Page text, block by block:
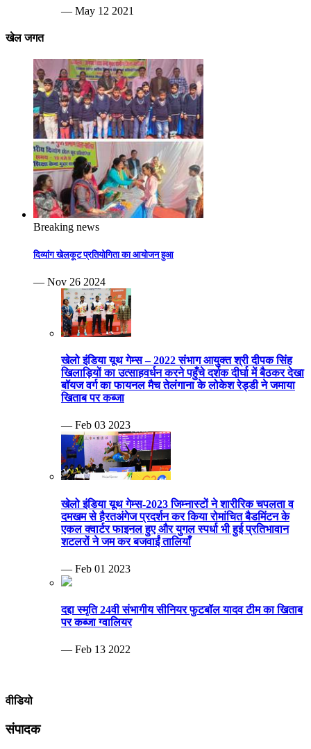
— May 12 2021
खेल जगत
Breaking news
दिव्यांग खेलकूट प्रतियोगिता का आयोजन हुआ
— Nov 26 2024
खेलो इंडिया यूथ गेम्स – 2022 संभाग आयुक्त श्री दीपक सिंह
खिलाड़ियों का उत्साहवर्धन करने पहुँचे दर्शक दीर्घा में बैठकर देखा
बॉयज वर्ग का फायनल मैच तेलंगाना के लोकेश रेड्डी ने जमाया
खिताब पर कब्जा
— Feb 03 2023
खेलो इंडिया यूथ गेम्स-2023 जिम्नास्टों ने शारीरिक चपलता व
दमखम से हैरतअंगेज प्रदर्शन कर किया रोमांचित बैडमिंटन के
एकल क्वार्टर फाइनल हुए और युगल स्पर्धा भी हुई प्रतिभावान
शटलरों ने जम कर बजवाईं तालियाँ
— Feb 01 2023
दद्दा स्मृति 24वी संभागीय सीनियर फुटबॉल यादव टीम का खिताब
पर कब्जा ग्वालियर
— Feb 13 2022
वीडियो
संपादक